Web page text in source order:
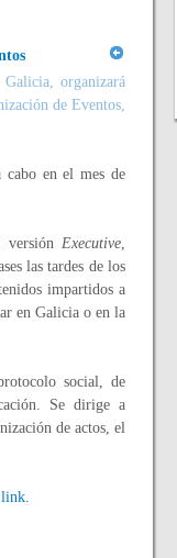
organizará
de Eventos,
en el mes de
versión Executive,
las tardes de los
impartidos a
en Galicia o en la
social, de
Se dirige a
de actos, el
link.